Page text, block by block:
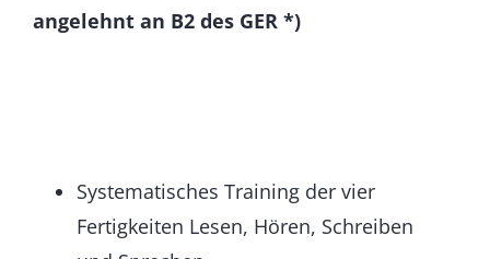
angelehnt an B2 des GER *)
Systematisches Training der vier
Fertigkeiten Lesen, Hören, Schreiben